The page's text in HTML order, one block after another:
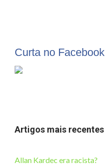
Curta no Facebook
Artigos mais recentes
Allan Kardec era racista?